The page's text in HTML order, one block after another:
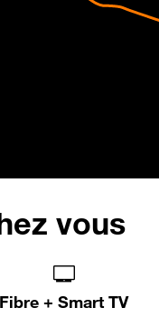
vous
Fibre + Smart TV